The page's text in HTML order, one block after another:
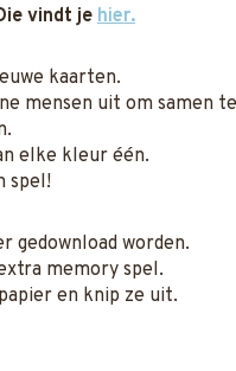
vindt je hier.
kaarten.
mensen uit om samen
elke kleur één.
spel!
gedownload worden.
memory spel.
en knip ze uit.